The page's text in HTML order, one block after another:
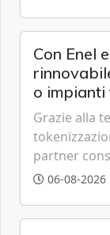
Con Enel
o impianti
Grazie alla
partner
all'eolico
06-08-2026